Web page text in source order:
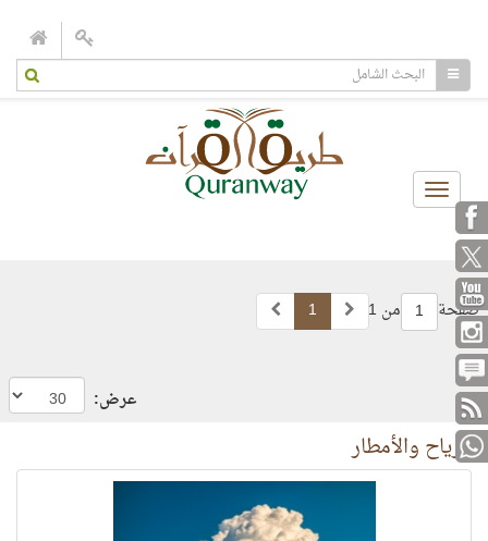
Toggle
navigation
صفحة 1 من 1 1
عرض:
الرياح والأمطار